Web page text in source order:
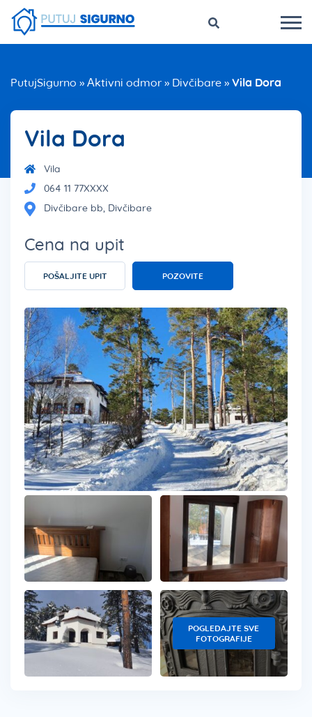
PutujSigurno » Aktivni odmor » Divčibare » Vila Dora
Vila Dora
Vila
064 11 77XXXX
Divčibare bb, Divčibare
Cena na upit
POŠALJITE UPIT POZOVITE
POGLEDAJTE SVE
FOTOGRAFIJE